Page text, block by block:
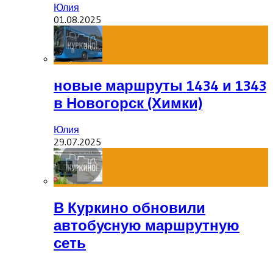
Юлия
01.08.2025
новые маршруты 1434 и 1343
в Новогорск (Химки)
Юлия
29.07.2025
В Куркино обновили
автобусную маршрутную
сеть